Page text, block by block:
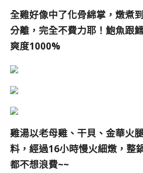
全雞好像中了化骨綿掌，燉煮
分離，完全不費力耶！鮑魚跟
爽度1000%
雞湯以老母雞、干貝、金華火
料，經過16小時慢火細燉，整
都不想浪費~~